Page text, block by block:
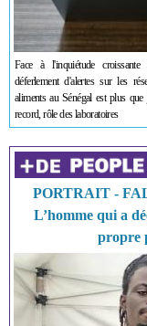
Face à l'inquiétude
déferlement d'alertes sur les
aliments au Sénégal est plus
record, rôle des laboratoires
PORTRAIT -
L’homme qui a
propre